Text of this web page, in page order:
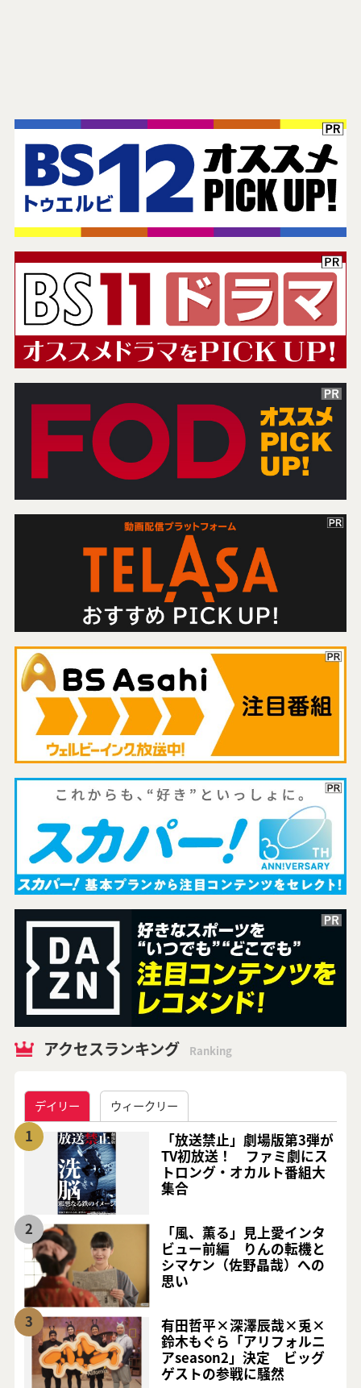
アクセスランキング Ranking
デイリー ウィークリー
1
「放送禁止」劇場版第3弾が
TV初放送！ ファミ劇にス
トロング・オカルト番組大
集合
2
「風、薫る」見上愛インタ
ビュー前編 りんの転機と
シマケン（佐野晶哉）への
思い
3
有田哲平×深澤辰哉×兎×
鈴木もぐら「アリフォルニ
アseason2」決定 ビッグ
ゲストの参戦に騒然